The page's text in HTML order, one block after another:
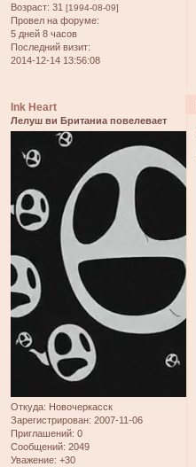
Возраст: 31 [1994-08-09]
Провел на форуме:
5 дней 8 часов
Последний визит:
2014-12-14 13:56:08
Ink Heart
Лелуш ви Британиа повелевает
Откуда: Новочеркасск
Зарегистрирован: 2007-11-06
Приглашений: 0
Сообщений: 2049
Уважение: +30